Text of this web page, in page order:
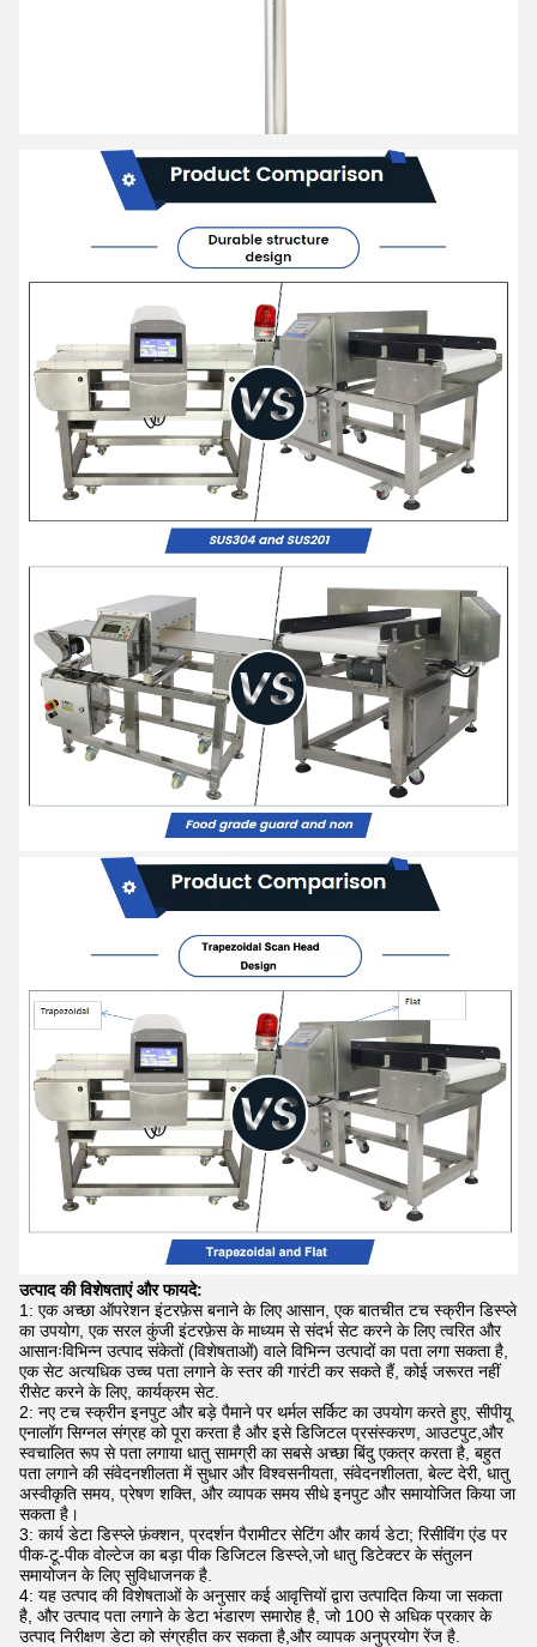
उत्पाद की विशेषताएं और फायदे:
1: एक अच्छा ऑपरेशन इंटरफ़ेस बनाने के लिए आसान, एक बातचीत टच स्क्रीन डिस्प्ले
का उपयोग, एक सरल कुंजी इंटरफ़ेस के माध्यम से संदर्भ सेट करने के लिए त्वरित और
आसानःविभिन्न उत्पाद संकेतों (विशेषताओं) वाले विभिन्न उत्पादों का पता लगा सकता है,
एक सेट अत्यधिक उच्च पता लगाने के स्तर की गारंटी कर सकते हैं, कोई जरूरत नहीं
रीसेट करने के लिए, कार्यक्रम सेट.
2: नए टच स्क्रीन इनपुट और बड़े पैमाने पर थर्मल सर्किट का उपयोग करते हुए, सीपीयू
एनालॉग सिग्नल संग्रह को पूरा करता है और इसे डिजिटल प्रसंस्करण, आउटपुट,और
स्वचालित रूप से पता लगाया धातु सामग्री का सबसे अच्छा बिंदु एकत्र करता है, बहुत
पता लगाने की संवेदनशीलता में सुधार और विश्वसनीयता, संवेदनशीलता, बेल्ट देरी, धातु
अस्वीकृति समय, प्रेषण शक्ति, और व्यापक समय सीधे इनपुट और समायोजित किया जा
सकता है।
3: कार्य डेटा डिस्प्ले फ़ंक्शन, प्रदर्शन पैरामीटर सेटिंग और कार्य डेटा; रिसीविंग एंड पर
पीक-टू-पीक वोल्टेज का बड़ा पीक डिजिटल डिस्प्ले,जो धातु डिटेक्टर के संतुलन
समायोजन के लिए सुविधाजनक है.
4: यह उत्पाद की विशेषताओं के अनुसार कई आवृत्तियों द्वारा उत्पादित किया जा सकता
है, और उत्पाद पता लगाने के डेटा भंडारण समारोह है, जो 100 से अधिक प्रकार के
उत्पाद निरीक्षण डेटा को संग्रहीत कर सकता है,और व्यापक अनुप्रयोग रेंज है.